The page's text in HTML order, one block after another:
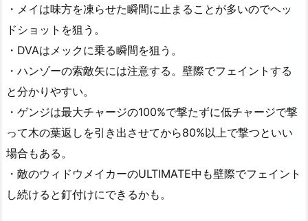
・メイは味方を凍らせた瞬間に止まることが多いのでヘッ
ドショットを狙う。
・DVAはメックに乗る瞬間を狙う。
・ハンゾーの索敵矢には注意する。壁際でフェイントする
と分かりやすい。
・ゲンジは最大チャージの100%で撃たずに低チャージで撃
って木の葉返しを引き出させてから80%以上で撃つといい
場合もある。
・敵のウィドウメイカーのULTIMATE中も壁際でフェイント
し続けると釘付けにできるかも。